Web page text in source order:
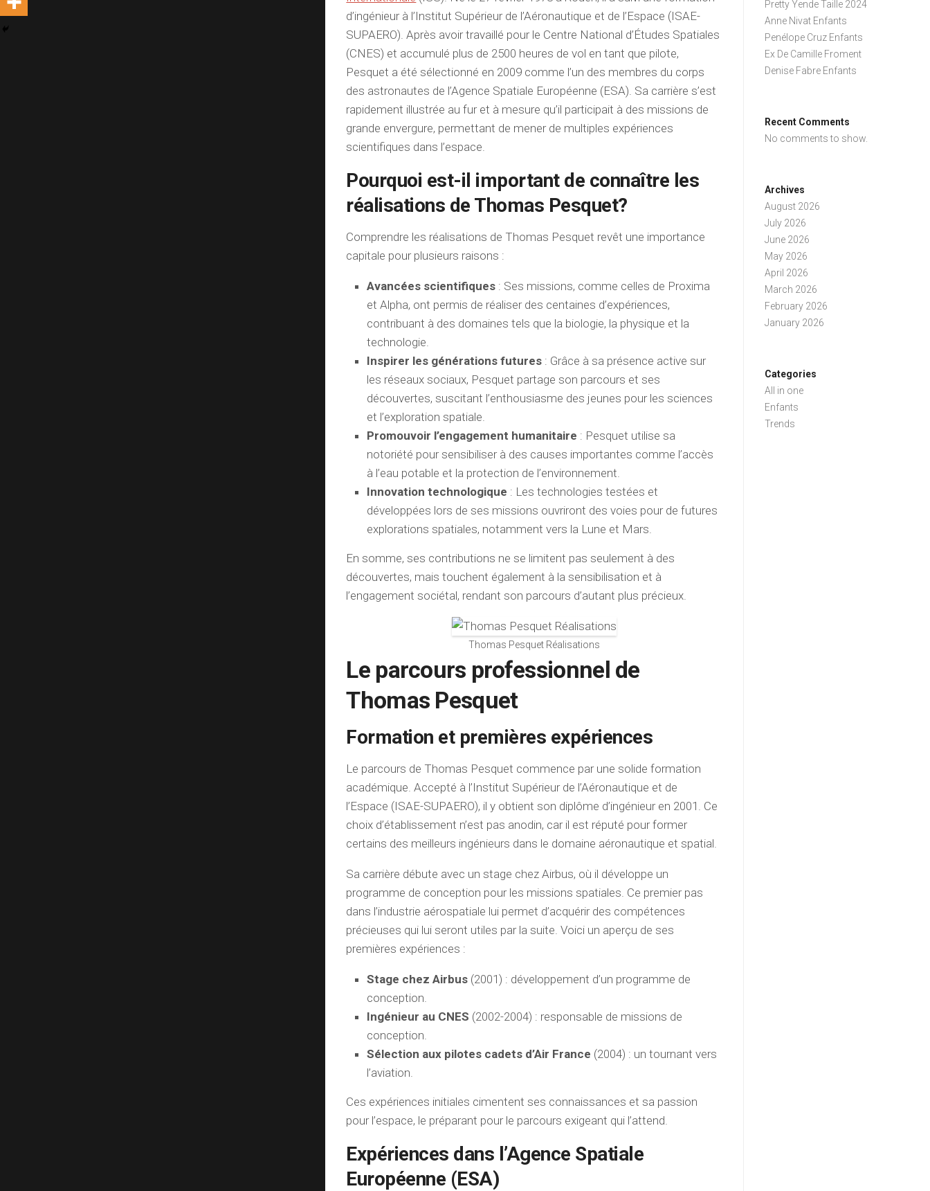
d’ingénieur à l’Institut Supérieur de l’Aéronautique et de l’Espace (ISAE-
SUPAERO). Après avoir travaillé pour le Centre National d’Études Spatiales
(CNES) et accumulé plus de 2500 heures de vol en tant que pilote,
Pesquet a été sélectionné en 2009 comme l’un des membres du corps
des astronautes de l’Agence Spatiale Européenne (ESA). Sa carrière s’est
rapidement illustrée au fur et à mesure qu’il participait à des missions de
grande envergure, permettant de mener de multiples expériences
scientifiques dans l’espace.
Pourquoi est-il important de connaître les
réalisations de Thomas Pesquet?
Comprendre les réalisations de Thomas Pesquet revêt une importance
capitale pour plusieurs raisons :
Avancées scientifiques : Ses missions, comme celles de Proxima
et Alpha, ont permis de réaliser des centaines d’expériences,
contribuant à des domaines tels que la biologie, la physique et la
technologie.
Inspirer les générations futures : Grâce à sa présence active sur
les réseaux sociaux, Pesquet partage son parcours et ses
découvertes, suscitant l’enthousiasme des jeunes pour les sciences
et l’exploration spatiale.
Promouvoir l’engagement humanitaire : Pesquet utilise sa
notoriété pour sensibiliser à des causes importantes comme l’accès
à l’eau potable et la protection de l’environnement.
Innovation technologique : Les technologies testées et
développées lors de ses missions ouvriront des voies pour de futures
explorations spatiales, notamment vers la Lune et Mars.
En somme, ses contributions ne se limitent pas seulement à des
découvertes, mais touchent également à la sensibilisation et à
l’engagement sociétal, rendant son parcours d’autant plus précieux.
Thomas Pesquet Réalisations
Le parcours professionnel de
Thomas Pesquet
Formation et premières expériences
Le parcours de Thomas Pesquet commence par une solide formation
académique. Accepté à l’Institut Supérieur de l’Aéronautique et de
l’Espace (ISAE-SUPAERO), il y obtient son diplôme d’ingénieur en 2001. Ce
choix d’établissement n’est pas anodin, car il est réputé pour former
certains des meilleurs ingénieurs dans le domaine aéronautique et spatial.
Sa carrière débute avec un stage chez Airbus, où il développe un
programme de conception pour les missions spatiales. Ce premier pas
dans l’industrie aérospatiale lui permet d’acquérir des compétences
précieuses qui lui seront utiles par la suite. Voici un aperçu de ses
premières expériences :
Stage chez Airbus (2001) : développement d’un programme de
conception.
Ingénieur au CNES (2002-2004) : responsable de missions de
conception.
Sélection aux pilotes cadets d’Air France (2004) : un tournant vers
l’aviation.
Ces expériences initiales cimentent ses connaissances et sa passion
pour l’espace, le préparant pour le parcours exigeant qui l’attend.
Expériences dans l’Agence Spatiale
Européenne (ESA)
Pretty Yende Taille 2024
Anne Nivat Enfants
Penélope Cruz Enfants
Ex De Camille Froment
Denise Fabre Enfants
Recent Comments
No comments to show.
Archives
August 2026
July 2026
June 2026
May 2026
April 2026
March 2026
February 2026
January 2026
Categories
All in one
Enfants
Trends